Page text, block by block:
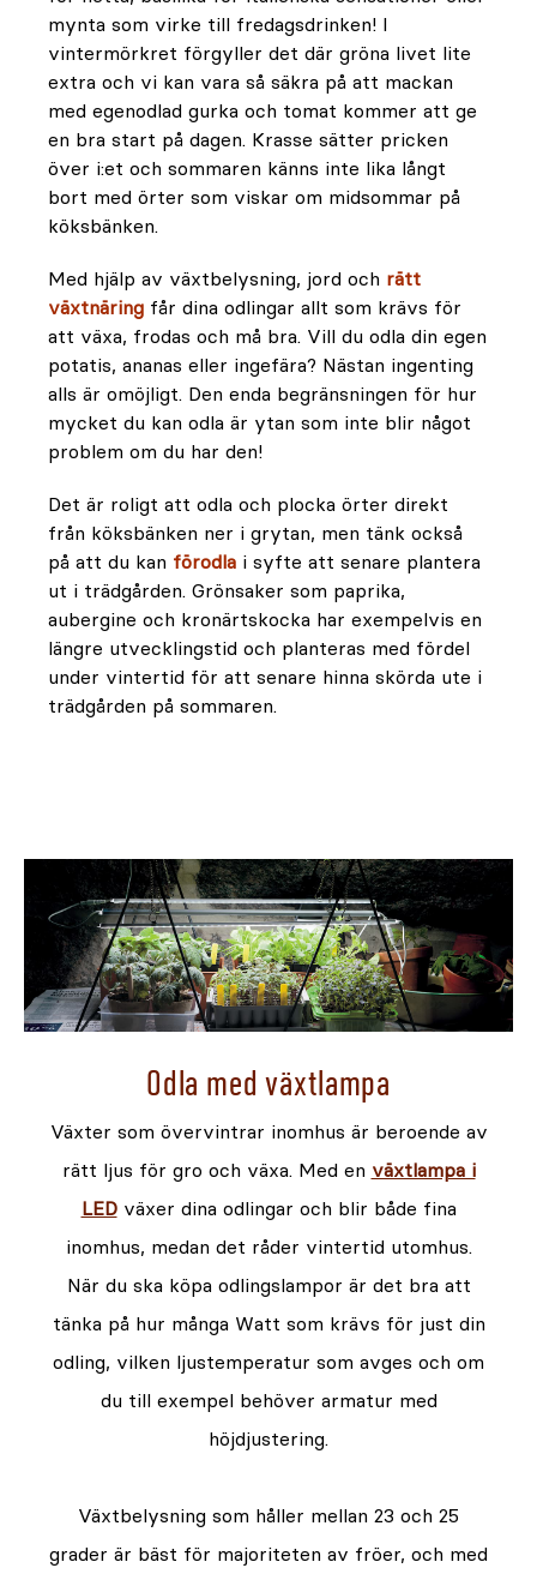
mynta som virke till fredagsdrinken! I
vintermörkret förgyller det där gröna livet lite
extra och vi kan vara så säkra på att mackan
med egenodlad gurka och tomat kommer att ge
en bra start på dagen. Krasse sätter pricken
över i:et och sommaren känns inte lika långt
bort med örter som viskar om midsommar på
köksbänken.
Med hjälp av växtbelysning, jord och rätt
växtnäring får dina odlingar allt som krävs för
att växa, frodas och må bra. Vill du odla din egen
potatis, ananas eller ingefära? Nästan ingenting
alls är omöjligt. Den enda begränsningen för hur
mycket du kan odla är ytan som inte blir något
problem om du har den!
Det är roligt att odla och plocka örter direkt
från köksbänken ner i grytan, men tänk också
på att du kan förodla i syfte att senare plantera
ut i trädgården. Grönsaker som paprika,
aubergine och kronärtskocka har exempelvis en
längre utvecklingstid och planteras med fördel
under vintertid för att senare hinna skörda ute i
trädgården på sommaren.
Odla med växtlampa
Växter som övervintrar inomhus är beroende av
rätt ljus för gro och växa. Med en växtlampa i
LEDväxer dina odlingar och blir både fina
inomhus, medan det råder vintertid utomhus.
När du ska köpa odlingslampor är det bra att
tänka på hur många Watt som krävs för just din
odling, vilken ljustemperatur som avges och om
du till exempel behöver armatur med
höjdjustering.
Växtbelysning som håller mellan 23 och 25
grader är bäst för majoriteten av fröer, och med